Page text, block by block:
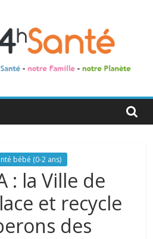
bébé (0-2 ans)
: la Ville de
et recycle
des